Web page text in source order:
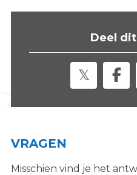
Deel
VRAGEN
Misschien vind je het